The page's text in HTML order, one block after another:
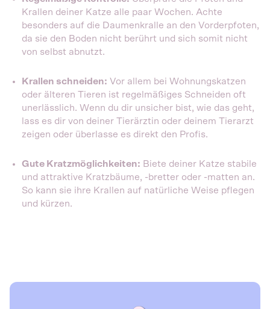
Krallen deiner Katze alle paar Wochen. Achte
besonders auf die Daumenkralle an den Vorderpfoten,
da sie den Boden nicht berührt und sich somit nicht
von selbst abnutzt.
Krallen schneiden: Vor allem bei Wohnungskatzen
oder älteren Tieren ist regelmäßiges Schneiden oft
unerlässlich. Wenn du dir unsicher bist, wie das geht,
lass es dir von deiner Tierärztin oder deinem Tierarzt
zeigen oder überlasse es direkt den Profis.
Gute Kratzmöglichkeiten: Biete deiner Katze stabile
und attraktive Kratzbäume, -bretter oder -matten an.
So kann sie ihre Krallen auf natürliche Weise pflegen
und kürzen.